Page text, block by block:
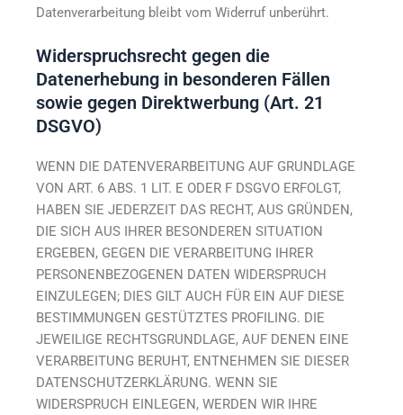
Datenverarbeitung bleibt vom Widerruf unberührt.
Widerspruchsrecht gegen die
Datenerhebung in besonderen Fällen
sowie gegen Direktwerbung (Art. 21
DSGVO)
WENN DIE DATENVERARBEITUNG AUF GRUNDLAGE
VON ART. 6 ABS. 1 LIT. E ODER F DSGVO ERFOLGT,
HABEN SIE JEDERZEIT DAS RECHT, AUS GRÜNDEN,
DIE SICH AUS IHRER BESONDEREN SITUATION
ERGEBEN, GEGEN DIE VERARBEITUNG IHRER
PERSONENBEZOGENEN DATEN WIDERSPRUCH
EINZULEGEN; DIES GILT AUCH FÜR EIN AUF DIESE
BESTIMMUNGEN GESTÜTZTES PROFILING. DIE
JEWEILIGE RECHTSGRUNDLAGE, AUF DENEN EINE
VERARBEITUNG BERUHT, ENTNEHMEN SIE DIESER
DATENSCHUTZERKLÄRUNG. WENN SIE
WIDERSPRUCH EINLEGEN, WERDEN WIR IHRE